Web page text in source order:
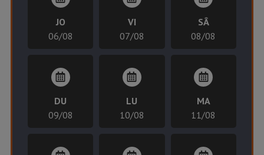
JO
06/08
VI
07/08
SÂ
08/08
DU
09/08
LU
10/08
MA
11/08